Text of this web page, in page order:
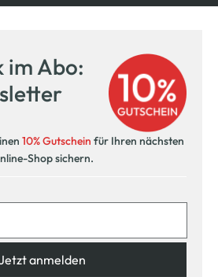
im Abo:
10% Gutschein für Ihren nächsten
Shop sichern.
anmelden